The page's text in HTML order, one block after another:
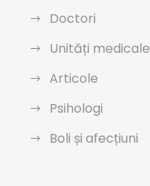
Doctori
Unități medicale
Articole
Psihologi
Boli și afecțiuni